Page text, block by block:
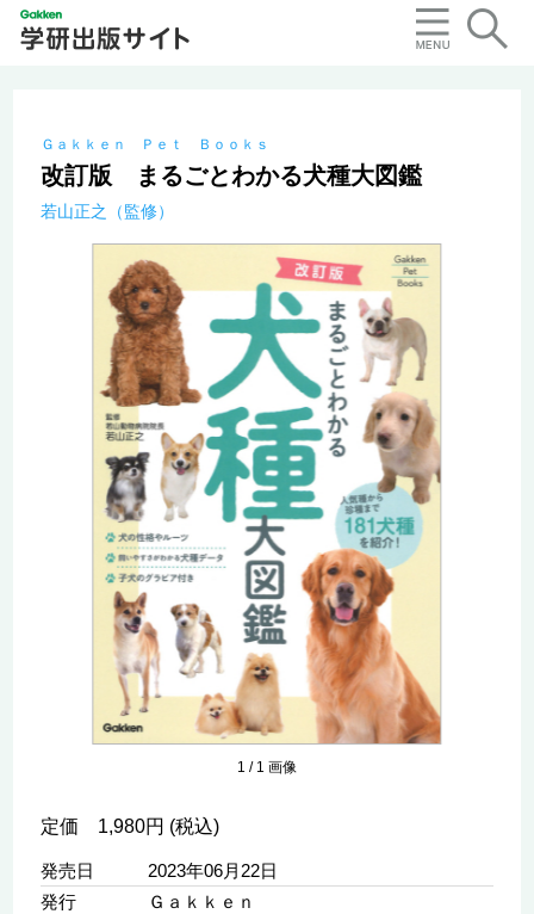
Ｇａｋｋｅｎ Ｐｅｔ Ｂｏｏｋｓ
改訂版 まるごとわかる犬種大図鑑
若山正之（監修）
1 / 1 画像
定価 1,980円 (税込)
発売日
2023年06月22日
発行
Ｇａｋｋｅｎ